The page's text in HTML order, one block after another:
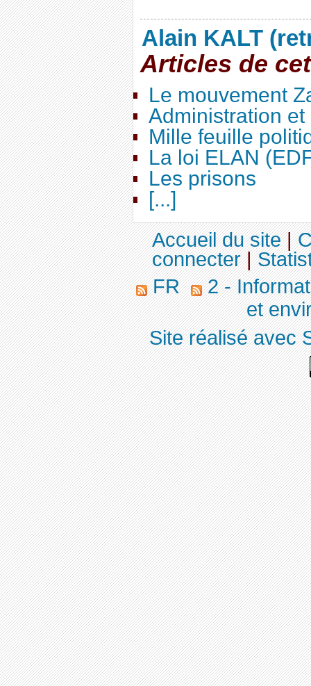
Alain KALT
Articles de
Le mouvement
Administration
Mille feuille
La loi ELAN
Les prisons
[...]
Accueil du site|
connecter|
FR
2 -
et
Site réalisé avec